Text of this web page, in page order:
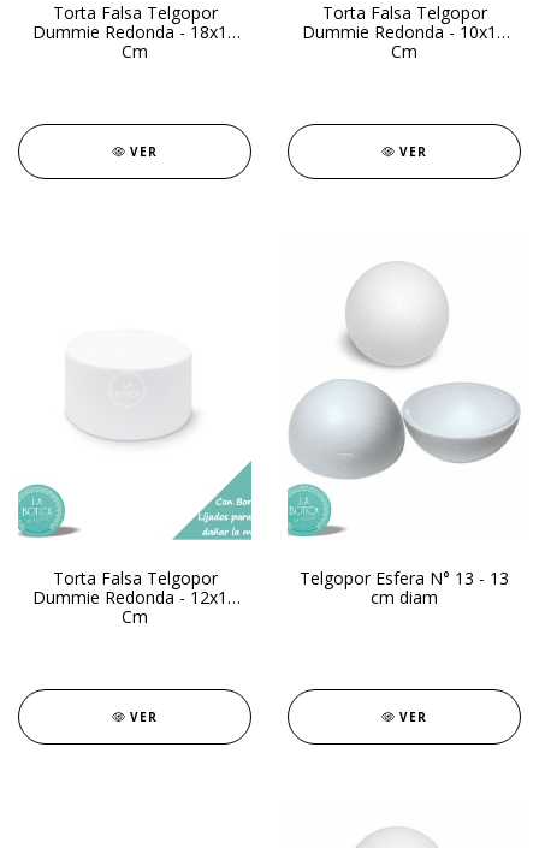
Torta Falsa Telgopor
Dummie Redonda - 18x10
Cm
VER
Torta Falsa Telgopor
Dummie Redonda - 10x10
Cm
VER
Torta Falsa Telgopor
Dummie Redonda - 12x10
Cm
VER
Telgopor Esfera N° 13 - 13
cm diam
VER